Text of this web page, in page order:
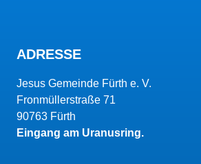
ADRESSE
Jesus Gemeinde Fürth e. V.
Fronmüllerstraße 71
90763 Fürth
Eingang am Uranusring.